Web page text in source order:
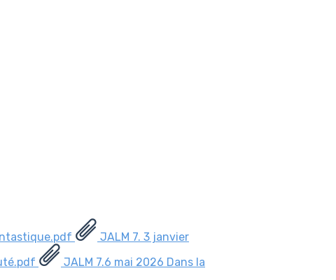
JALM 7. 3 janvier
JALM 7.6 mai 2026 Dans la